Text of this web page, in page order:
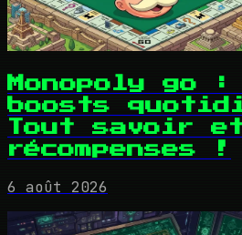
Monopoly go
boosts
Tout savoir
récompenses !
6 août 2026